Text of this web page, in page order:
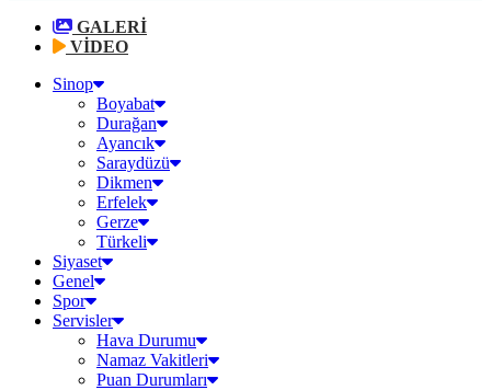
GALERİ
VİDEO
Sinop
Boyabat
Durağan
Ayancık
Saraydüzü
Dikmen
Erfelek
Gerze
Türkeli
Siyaset
Genel
Spor
Servisler
Hava Durumu
Namaz Vakitleri
Puan Durumları